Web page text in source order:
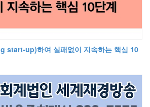
start-up)하여 실패없이 지속하는 핵심 10